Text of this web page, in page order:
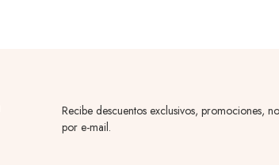
Recibe descuentos exclusivos, promociones,
por e-mail.